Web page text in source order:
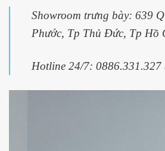
Showroom trưng bày: 639
Phước, Tp Thủ Đức, Tp Hồ
Hotline 24/7: 0886.331.327